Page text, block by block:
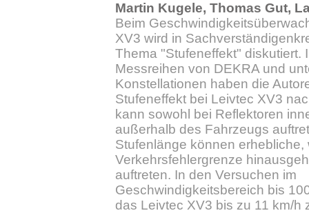
Martin Kugele, Thomas Gut,
Beim
XV3 wird in
Thema "Stufeneffekt" diskutiert.
Messreihen von DEKRA und
Konstellationen haben die
Stufeneffekt bei Leivtec XV3
kann sowohl bei Reflektoren
außerhalb des Fahrzeugs
Stufenlänge können erhebliche,
Verkehrsfehlergrenze
auftreten. In den Versuchen im
Geschwindigkeitsbereich bis
das Leivtec XV3 bis zu 11 km/h